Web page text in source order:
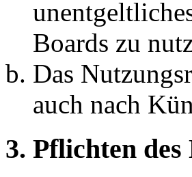
Boards zu
Das
auch nach
3. Pflichten des